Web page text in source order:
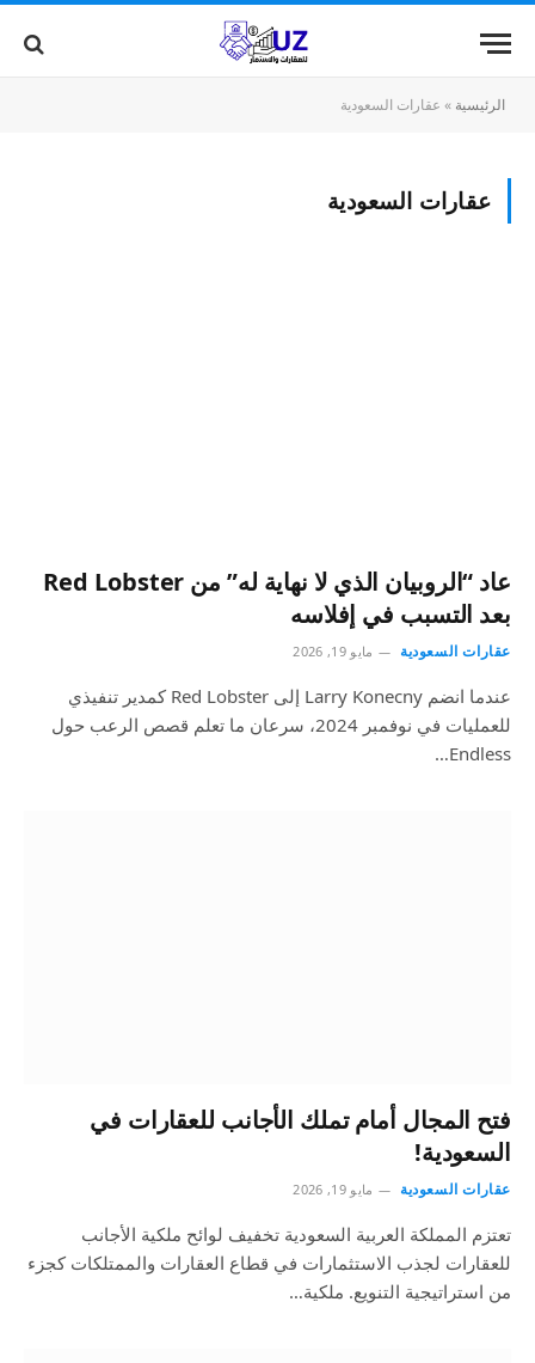
الرئيسية » عقارات السعودية
عقارات السعودية
عاد “الروبيان الذي لا نهاية له” من Red Lobster
بعد التسبب في إفلاسه
عقارات السعودية مايو 19, 2026
عندما انضم Larry Konecny ​​إلى Red Lobster كمدير تنفيذي
للعمليات في نوفمبر 2024، سرعان ما تعلم قصص الرعب حول
Endless…
فتح المجال أمام تملك الأجانب للعقارات في
السعودية!
عقارات السعودية مايو 19, 2026
تعتزم المملكة العربية السعودية تخفيف لوائح ملكية الأجانب
للعقارات لجذب الاستثمارات في قطاع العقارات والممتلكات كجزء
من استراتيجية التنويع. ملكية…